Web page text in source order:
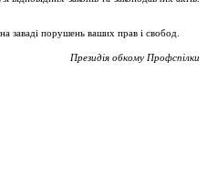
заваді порушень ваших прав і свобод.
Президія обкому Профспілки